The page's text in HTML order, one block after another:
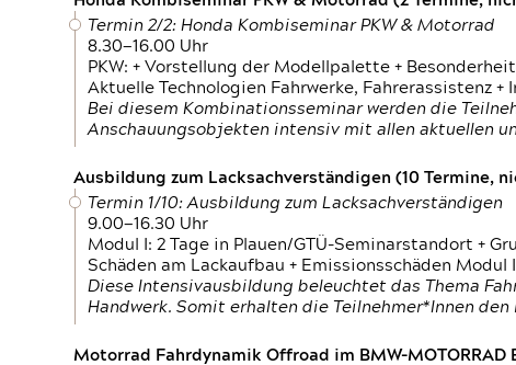
Termin 2/2: Honda Kombiseminar PKW & Motorrad
8.30—16.00 Uhr
PKW: + Vorstellung der Modellpalette +
Aktuelle Technologien Fahrwerke, Fahrerassistenz
Bei diesem Kombinationsseminar werden die
Anschauungsobjekten intensiv mit allen aktuellen
Ausbildung zum Lacksachverständigen (10 Termine,
Termin 1/10: Ausbildung zum Lacksachverständigen
9.00—16.30 Uhr
Modul I: 2 Tage in Plauen/GTÜ-Seminarstandort +
Schäden am Lackaufbau + Emissionsschäden Modul
Diese Intensivausbildung beleuchtet das Thema
Handwerk. Somit erhalten die Teilnehmer*Innen
Motorrad Fahrdynamik Offroad im BMW-MOTORRAD